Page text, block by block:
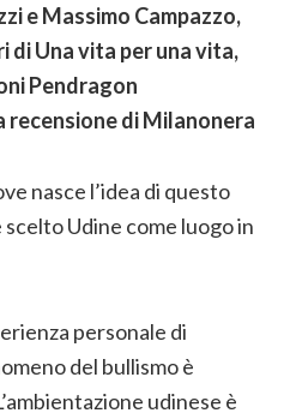
e Massimo Campazzo,
di Una vita per una vita,
Pendragon
recensione di Milanonera
nasce l’idea di questo
Udine come luogo in
personale di
del bullismo è
udinese è